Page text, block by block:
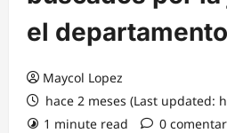
el
Maycol Lopez
hace 2 meses (Last updated:
1 minute read
0